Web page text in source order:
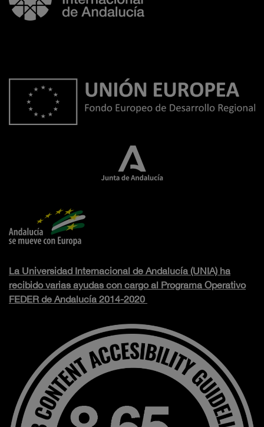
La Universidad Internacional de Andalucía (UNIA) ha
recibido varias ayudas con cargo al Programa Operativo
FEDER de Andalucía 2014-2020